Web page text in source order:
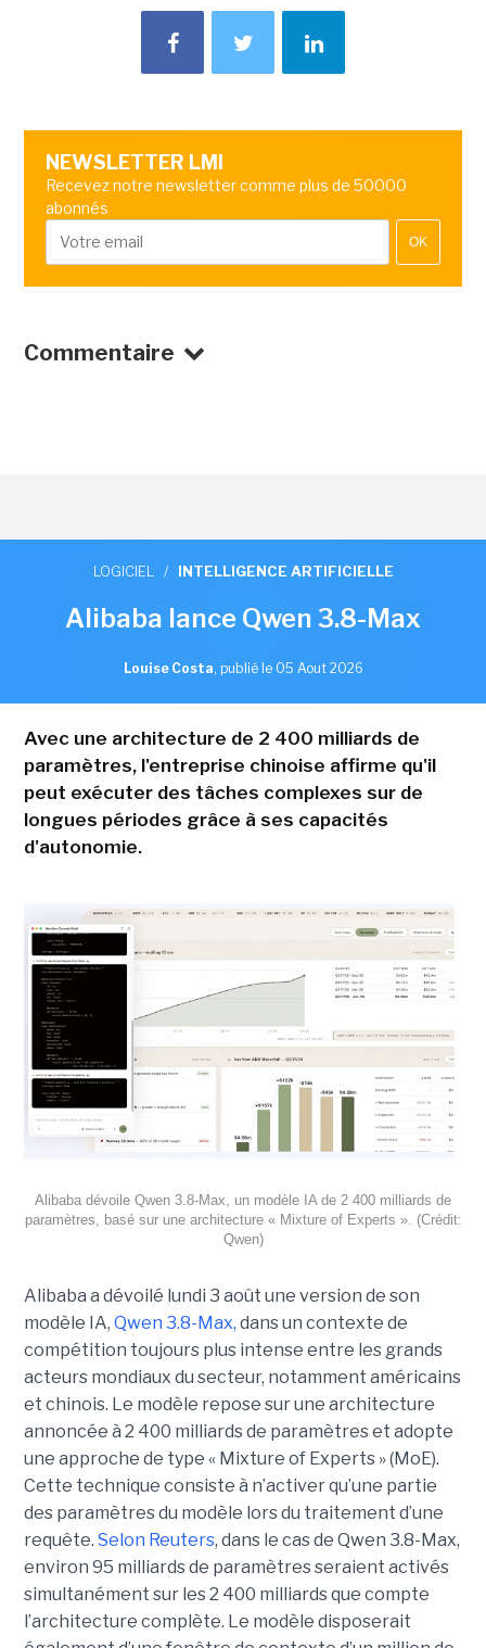
NEWSLETTER LMI
Recevez notre newsletter comme plus de 50000
abonnés
OK
Commentaire
LOGICIEL / INTELLIGENCE ARTIFICIELLE
Alibaba lance Qwen 3.8-Max
Louise Costa, publié le 05 Aout 2026
Avec une architecture de 2 400 milliards de
paramètres, l'entreprise chinoise affirme qu'il
peut exécuter des tâches complexes sur de
longues périodes grâce à ses capacités
d'autonomie.
Alibaba dévoile Qwen 3.8-Max, un modèle IA de 2 400 milliards de
paramètres, basé sur une architecture « Mixture of Experts ». (Crédit:
Qwen)
Alibaba a dévoilé lundi 3 août une version de son
modèle IA, Qwen 3.8-Max, dans un contexte de
compétition toujours plus intense entre les grands
acteurs mondiaux du secteur, notamment américains
et chinois. Le modèle repose sur une architecture
annoncée à 2 400 milliards de paramètres et adopte
une approche de type « Mixture of Experts » (MoE).
Cette technique consiste à n’activer qu’une partie
des paramètres du modèle lors du traitement d’une
requête. Selon Reuters, dans le cas de Qwen 3.8-Max,
environ 95 milliards de paramètres seraient activés
simultanément sur les 2 400 milliards que compte
l’architecture complète. Le modèle disposerait